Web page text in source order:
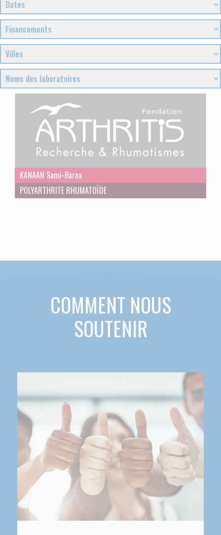
KANAAN Sami-Barna
POLYARTHRITE RHUMATOÏDE
COMMENT NOUS
SOUTENIR